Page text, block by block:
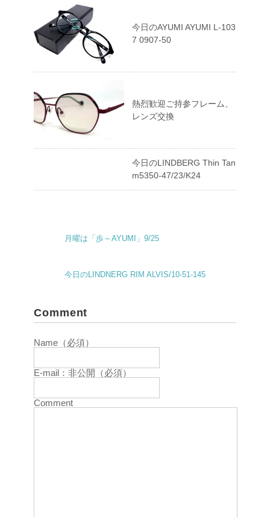
今日のAYUMI AYUMI L-103
7 0907-50
熱烈歓迎ご持参フレーム、
レンズ交換
今日のLINDBERG Thin Tan
m5350-47/23/K24
月曜は「歩～AYUMI」9/25
今日のLINDNERG RIM ALVIS/10-51-145
Comment
Name（必須）
E-mail：非公開（必須）
Comment